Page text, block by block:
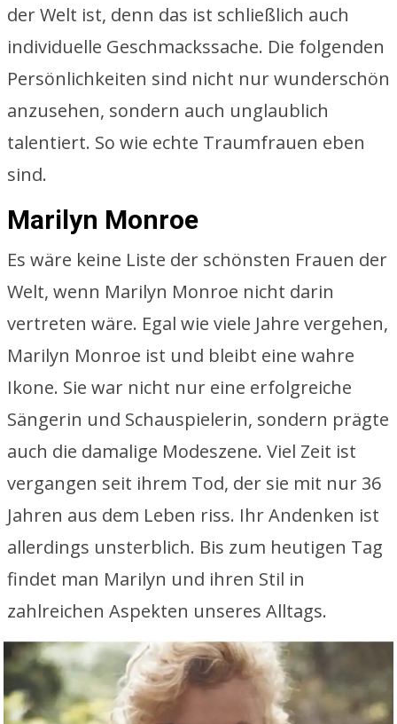
der Welt ist, denn das ist schließlich auch
individuelle Geschmackssache. Die folgenden
Persönlichkeiten sind nicht nur wunderschön
anzusehen, sondern auch unglaublich
talentiert. So wie echte Traumfrauen eben
sind.
Marilyn Monroe
Es wäre keine Liste der schönsten Frauen der
Welt, wenn Marilyn Monroe nicht darin
vertreten wäre. Egal wie viele Jahre vergehen,
Marilyn Monroe ist und bleibt eine wahre
Ikone. Sie war nicht nur eine erfolgreiche
Sängerin und Schauspielerin, sondern prägte
auch die damalige Modeszene. Viel Zeit ist
vergangen seit ihrem Tod, der sie mit nur 36
Jahren aus dem Leben riss. Ihr Andenken ist
allerdings unsterblich. Bis zum heutigen Tag
findet man Marilyn und ihren Stil in
zahlreichen Aspekten unseres Alltags.